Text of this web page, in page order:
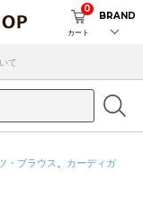
カート
0
BRAND
て
・ブラウス
カーディガ